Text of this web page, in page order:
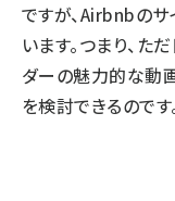
ですが、Airbnbの
います。つまり、た
ダーの魅力的な動
を検討できるのです